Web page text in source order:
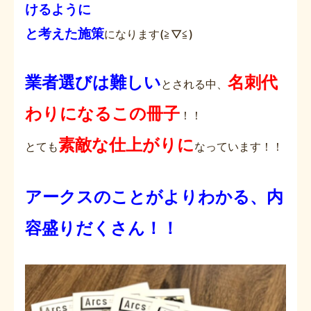
けるように
と考えた施策になります(≧▽≦)
業者選びは難しいとされる中、 名刺代
わりになるこの冊子 ！！
とても素敵な仕上がりになっています！！
アークスのことがよりわかる、内
容盛りだくさん！！